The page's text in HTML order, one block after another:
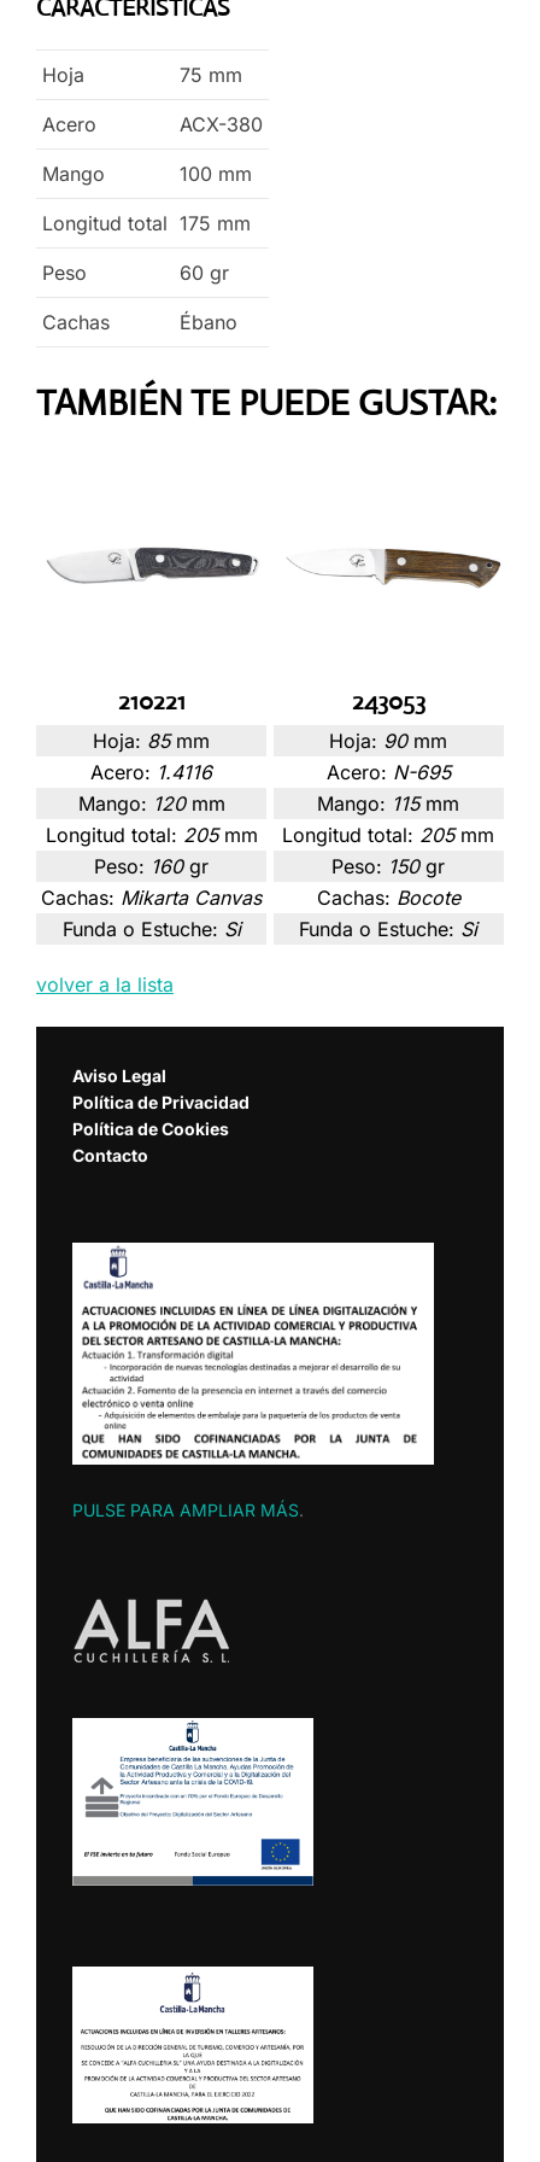
CARACTERÍSTICAS
Hoja 75 mm
Acero ACX-380
Mango 100 mm
Longitud total 175 mm
Peso 60 gr
Cachas Ébano
TAMBIÉN TE PUEDE GUSTAR:
210221
Hoja: 85 mm
Acero: 1.4116
Mango: 120 mm
Longitud total: 205 mm
Peso: 160 gr
Cachas: Mikarta Canvas
Funda o Estuche: Si
243053
Hoja: 90 mm
Acero: N-695
Mango: 115 mm
Longitud total: 205 mm
Peso: 150 gr
Cachas: Bocote
Funda o Estuche: Si
volver a la lista
Aviso Legal
Política de Privacidad
Política de Cookies
Contacto
PULSE PARA AMPLIAR MÁS.